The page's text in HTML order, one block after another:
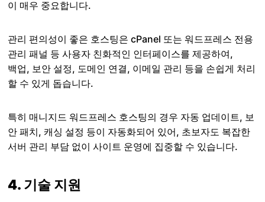
이 매우 중요합니다.
관리 편의성이 좋은 호스팅은 cPanel 또는 워드프레스 전용
관리 패널 등 사용자 친화적인 인터페이스를 제공하여,
백업, 보안 설정, 도메인 연결, 이메일 관리 등을 손쉽게 처리
할 수 있게 돕습니다.
특히 매니지드 워드프레스 호스팅의 경우 자동 업데이트, 보
안 패치, 캐싱 설정 등이 자동화되어 있어, 초보자도 복잡한
서버 관리 부담 없이 사이트 운영에 집중할 수 있습니다.
4. 기술 지원